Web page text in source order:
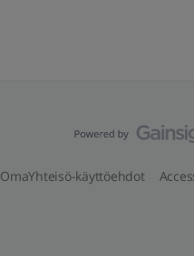
OmaYhteisö-käyttöehdot